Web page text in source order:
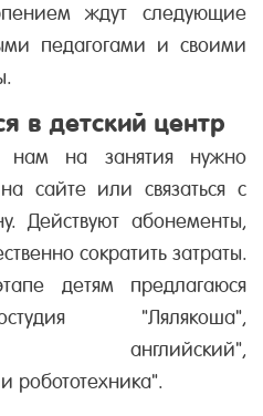
ждут следующие
педагогами и своими
в детский центр
нам на занятия нужно
сайте или связаться с
Действуют абонементы,
сократить затраты.
детям предлагаюся
"Лялякоша",
английский",
робототехника".